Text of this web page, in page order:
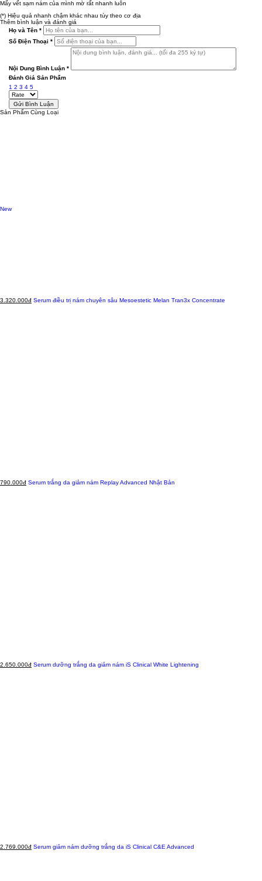
Mấy vết sạm nám của mình mờ rất nhanh luôn
(*) Hiệu quả nhanh chậm khác nhau tùy theo cơ địa
Thêm bình luận và đánh giá
Họ và Tên *
Số Điện Thoại *
Nội Dung Bình Luận *
Đánh Giá Sản Phẩm
1 2 3 4 5
Sản Phẩm Cùng Loại
New
3.320.000đ Serum điều trị nám chuyên sâu Mesoestetic Melan Tran3x Concentrate
790.000đ Serum trắng da giảm nám Replay Advanced Nhật Bản
2.650.000đ Serum dưỡng trắng da giảm nám iS Clinical White Lightening
2.769.000đ Serum giảm nám dưỡng trắng da iS Clinical C&E Advanced